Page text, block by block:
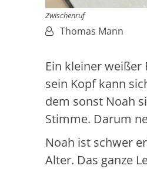
Zwischenruf
Von:Thomas Mann
Ein kleiner weißer
sein Kopf kann
dem sonst Noah
Stimme. Darum
Noah ist schwer
Alter. Das ganze